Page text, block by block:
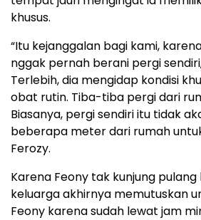
khusus.
“Itu kejanggalan bagi kami,
nggak pernah berani pergi
Terlebih, dia mengidap kondisi
obat rutin. Tiba-tiba pergi dari
Biasanya, pergi sendiri itu tidak
beberapa meter dari rumah
Ferozy.
Karena Feony tak kunjung
keluarga akhirnya memutuskan
Feony karena sudah lewat jam